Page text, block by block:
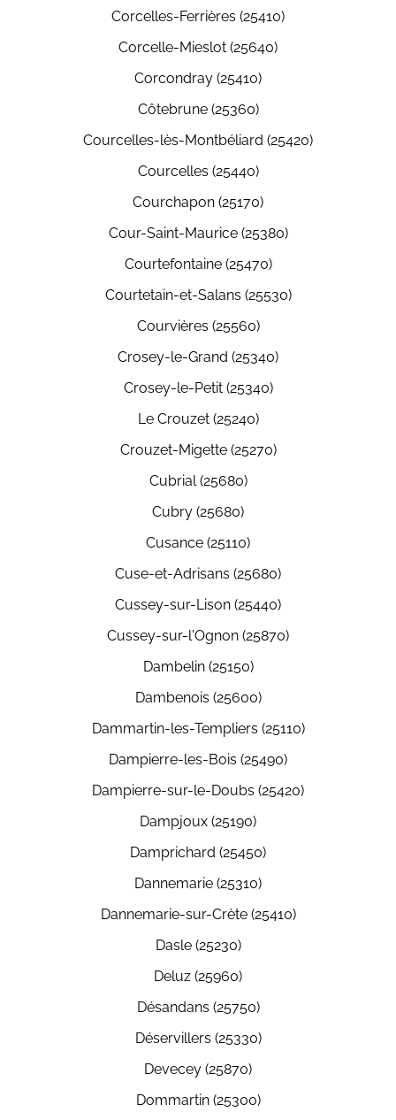
Corcelles-Ferrières (25410)
Corcelle-Mieslot (25640)
Corcondray (25410)
Côtebrune (25360)
Courcelles-lès-Montbéliard (25420)
Courcelles (25440)
Courchapon (25170)
Cour-Saint-Maurice (25380)
Courtefontaine (25470)
Courtetain-et-Salans (25530)
Courvières (25560)
Crosey-le-Grand (25340)
Crosey-le-Petit (25340)
Le Crouzet (25240)
Crouzet-Migette (25270)
Cubrial (25680)
Cubry (25680)
Cusance (25110)
Cuse-et-Adrisans (25680)
Cussey-sur-Lison (25440)
Cussey-sur-l'Ognon (25870)
Dambelin (25150)
Dambenois (25600)
Dammartin-les-Templiers (25110)
Dampierre-les-Bois (25490)
Dampierre-sur-le-Doubs (25420)
Dampjoux (25190)
Damprichard (25450)
Dannemarie (25310)
Dannemarie-sur-Crète (25410)
Dasle (25230)
Deluz (25960)
Désandans (25750)
Déservillers (25330)
Devecey (25870)
Dommartin (25300)